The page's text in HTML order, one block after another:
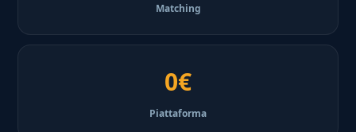
Matching
0€
Piattaforma